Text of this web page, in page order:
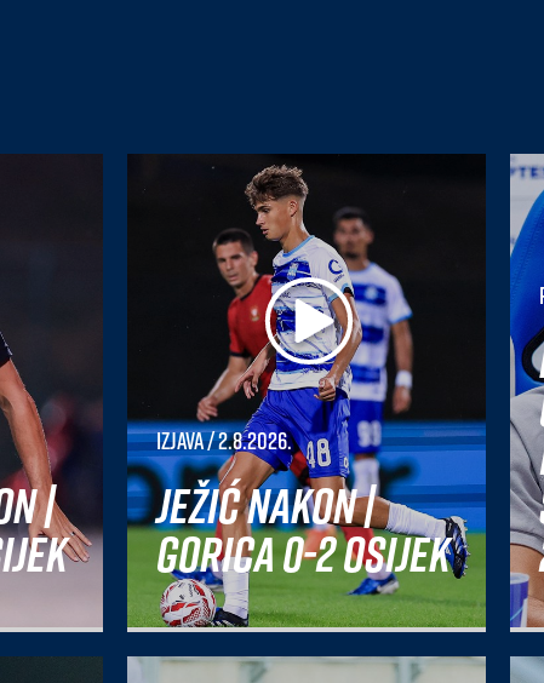
|
Izjava/ 2.8.2026.
Ježić nakon |
Gorica 0-2 Osijek